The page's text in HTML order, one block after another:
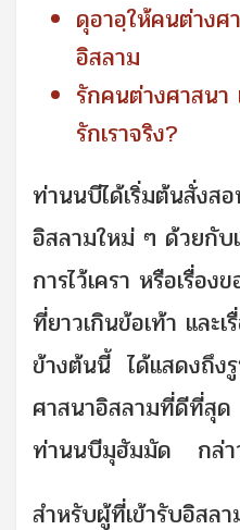
ดุอาอฺให้คนต่างศ
อิสลาม
รักคนต่างศาสนา
รักเราจริง?
ท่านนบีได้เริ่มต้นสั่งส
อิสลามใหม่ ๆ ด้วยกับ
การไว้เครา หรือเรื่อง
ที่ยาวเกินข้อเท้า และ
ข้างต้นนี้ ได้แสดงถึง
ศาสนาอิสลามที่ดีที่สุ
ท่านนบีมุฮัมมัด กล่า
สำหรับผู้ที่เข้ารับอิสล